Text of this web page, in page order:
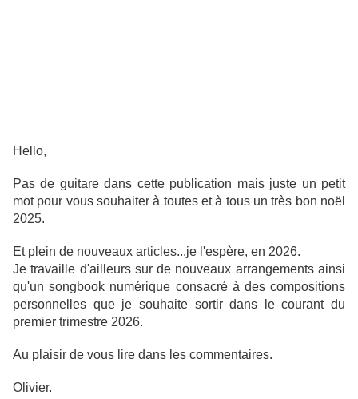
Hello,
Pas de guitare dans cette publication mais juste un petit
mot pour vous souhaiter à toutes et à tous un très bon noël
2025.
Et plein de nouveaux articles...je l'espère, en 2026.
Je travaille d'ailleurs sur de nouveaux arrangements ainsi
qu'un songbook numérique consacré à des compositions
personnelles que je souhaite sortir dans le courant du
premier trimestre 2026.
Au plaisir de vous lire dans les commentaires.
Olivier.